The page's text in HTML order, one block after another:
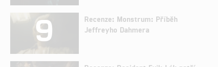
9
Recenze: Monstrum: Příběh
Jeffreyho Dahmera